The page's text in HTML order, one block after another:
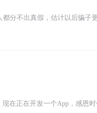
分不出真假，估计以后骗子
在正在开发一个App，感恩